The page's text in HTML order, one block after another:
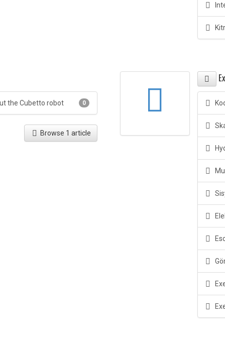
0
the Cubetto robot
Browse 1 article